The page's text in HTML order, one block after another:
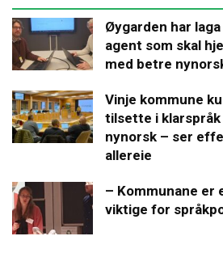
Øygarden har
agent som skal
med betre
Vinje kommune
tilsette i klarspråk
nynorsk – ser
allereie
– Kommunane er
viktige for